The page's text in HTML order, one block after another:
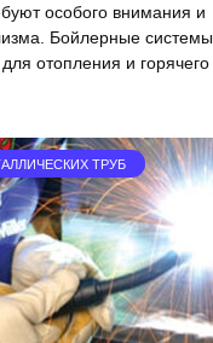
особого внимания и
Бойлерные системы,
отопления и горячего
ТРУБ